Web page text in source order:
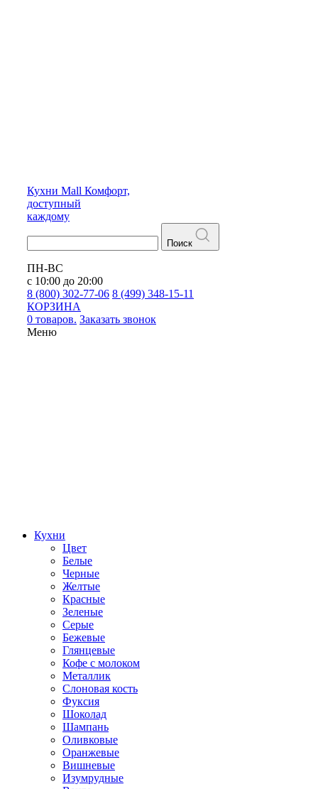
Кухни Mall Комфорт,
доступный
каждому
Поиск
ПН-ВС
с 10:00 до 20:00
8 (800) 302-77-06 8 (499) 348-15-11
КОРЗИНА
0 товаров. Заказать звонок
Меню
Кухни
Цвет
Белые
Черные
Желтые
Красные
Зеленые
Серые
Бежевые
Глянцевые
Кофе с молоком
Металлик
Слоновая кость
Фуксия
Шоколад
Шампань
Оливковые
Оранжевые
Вишневые
Изумрудные